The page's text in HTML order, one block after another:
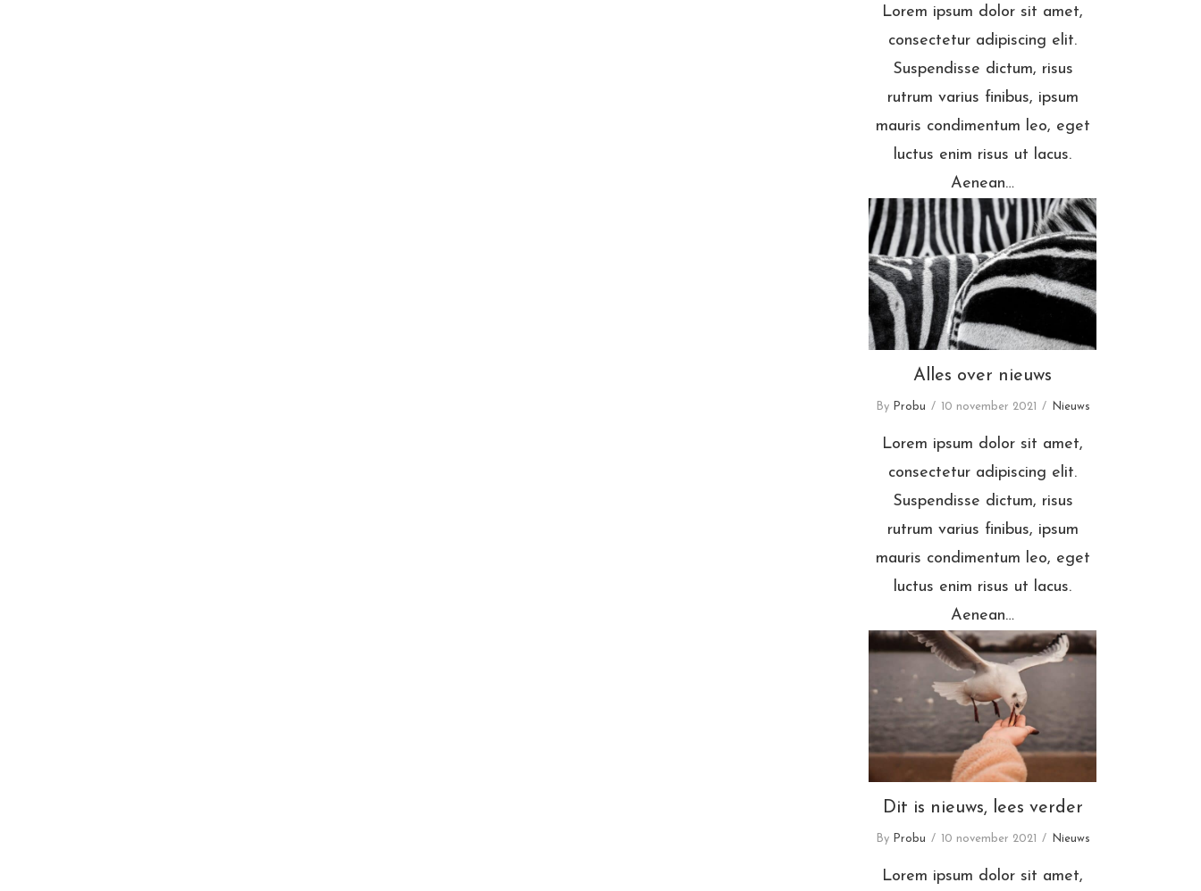
Lorem ipsum dolor sit amet,
consectetur adipiscing elit.
Suspendisse dictum, risus
rutrum varius finibus, ipsum
mauris condimentum leo, eget
luctus enim risus ut lacus.
Aenean…
Alles over nieuws
Alles over nieuws
By Probu 10 november 2021 Nieuws
Lorem ipsum dolor sit amet,
consectetur adipiscing elit.
Suspendisse dictum, risus
rutrum varius finibus, ipsum
mauris condimentum leo, eget
luctus enim risus ut lacus.
Aenean…
Dit is nieuws, lees verder
Dit is nieuws, lees verder
By Probu 10 november 2021 Nieuws
Lorem ipsum dolor sit amet,